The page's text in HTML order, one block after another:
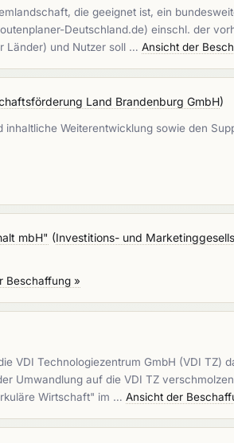
die geeignet ist, ein
Deutschland.de) einschl. der
Länder) und Nutzer soll … Ansicht der
Land Brandenburg GmbH)
Weiterentwicklung sowie den
mbH" (Investitions- und
Beschaffung »
VDI Technologiezentrum GmbH (VDI TZ)
Umwandlung auf die VDI TZ
Wirtschaft" im … Ansicht der